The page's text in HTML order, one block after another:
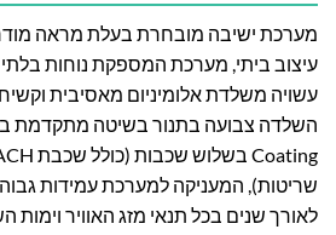
מערכת ישיבה מובחרת בעלת מראה
עיצוב ביתי, מערכת המספקת נוחות
עשויה משלדת אלומיניום מאסיבית
שריטות), המעניקה למערכת עמידות
לאורך שנים בכל תנאי מזג האוויר וימות